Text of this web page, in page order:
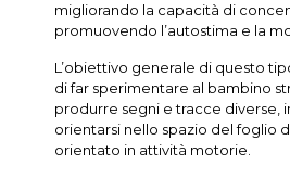
migliorando la capacità di
promuovendo l’autostima e la
L’obiettivo generale di questo
di far sperimentare al bambino
produrre segni e tracce diverse,
orientarsi nello spazio del foglio
orientato in attività motorie.